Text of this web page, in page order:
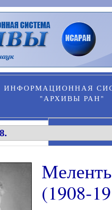
ИНФОРМАЦИОННАЯ
"АРХИВЫ РАН"
(1908-